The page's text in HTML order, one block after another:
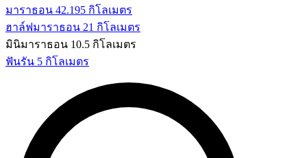
มาราธอน 42.195 กิโลเมตร
ฮาล์ฟมาราธอน 21 กิโลเมตร
มินิมาราธอน 10.5 กิโลเมตร
ฟันรัน 5 กิโลเมตร